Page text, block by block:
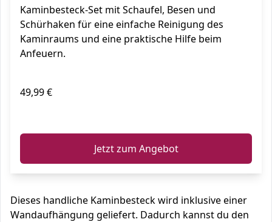
Kaminbesteck-Set mit Schaufel, Besen und
Schürhaken für eine einfache Reinigung des
Kaminraums und eine praktische Hilfe beim
Anfeuern.
49,99 €
Jetzt zum Angebot
Dieses handliche Kaminbesteck wird inklusive einer
Wandaufhängung geliefert. Dadurch kannst du den